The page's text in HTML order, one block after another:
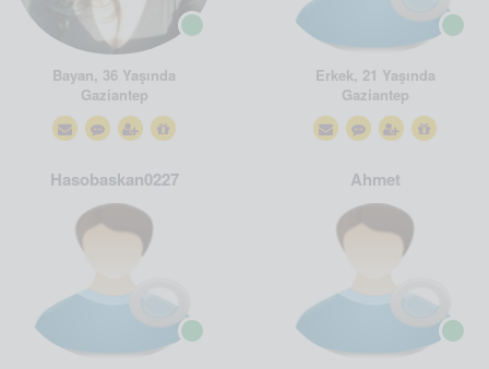
Bayan, 36 Yaşında
Gaziantep
Erkek, 21 Yaşında
Gaziantep
Hasobaskan0227 Ahmet